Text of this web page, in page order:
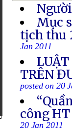
Mục
tịch thu
Jan 2011
TRÊN
posted on 20
công